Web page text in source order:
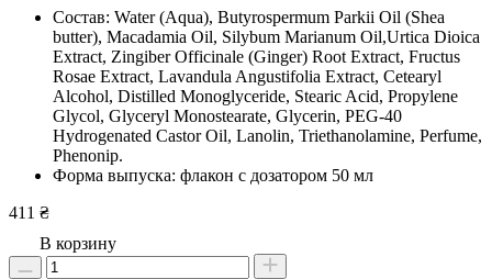
Состав: Water (Aqua), Butyrospermum Parkii Oil (Shea
butter), Macadamia Oil, Silybum Marianum Oil,Urtica Dioica
Extract, Zingiber Officinale (Ginger) Root Extract, Fructus
Rosae Extract, Lavandula Angustifolia Extract, Cetearyl
Alcohol, Distilled Monoglyceride, Stearic Acid, Propylene
Glycol, Glyceryl Monostearate, Glycerin, PEG-40
Hydrogenated Castor Oil, Lanolin, Triethanolamine, Perfume,
Phenonip.
Форма выпуска: флакон с дозатором 50 мл
411 ₴
В корзину